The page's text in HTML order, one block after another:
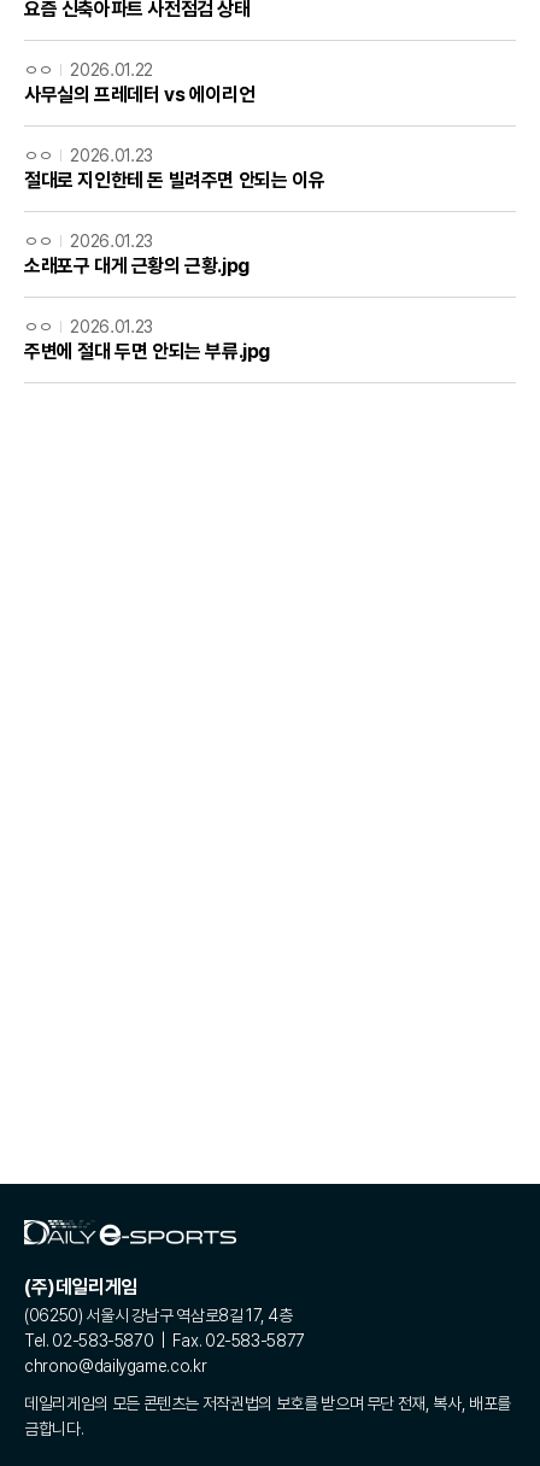
요즘 신축아파트 사전점검 상태
ㅇㅇ 2026.01.22
사무실의 프레데터 vs 에이리언
ㅇㅇ 2026.01.23
절대로 지인한테 돈 빌려주면 안되는 이유
ㅇㅇ 2026.01.23
소래포구 대게 근황의 근황.jpg
ㅇㅇ 2026.01.23
주변에 절대 두면 안되는 부류.jpg
(주)데일리게임
(06250) 서울시 강남구 역삼로8길 17, 4층
Tel. 02-583-5870 | Fax. 02-583-5877
chrono@dailygame.co.kr
데일리게임의 모든 콘텐츠는 저작권법의 보호를 받으며 무단 전재, 복사, 배포를
금합니다.